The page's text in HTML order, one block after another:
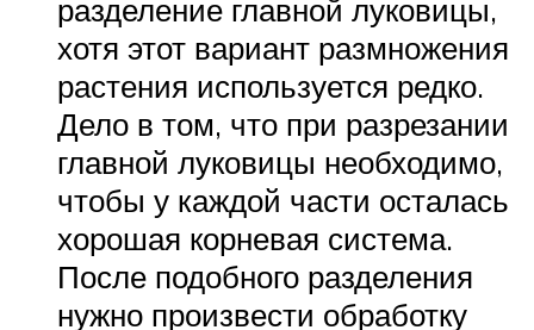
разделение главной луковицы,
хотя этот вариант размножения
растения используется редко.
Дело в том, что при разрезании
главной луковицы необходимо,
чтобы у каждой части осталась
хорошая корневая система.
После подобного разделения
нужно произвести обработку